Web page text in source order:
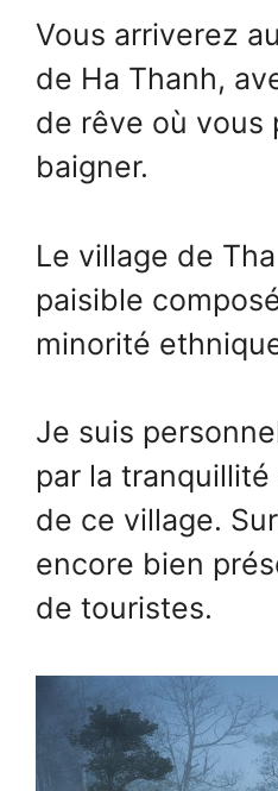
Vous arriverez
de Ha Thanh,
de rêve où vous
baigner.
Le village de
paisible
minorité
Je suis
par la
de ce village.
encore bien
de touristes.